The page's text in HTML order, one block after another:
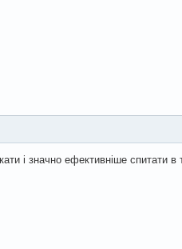
і значно ефективніше спитати в